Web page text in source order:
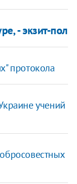
- экзит-пол
протокола
учений